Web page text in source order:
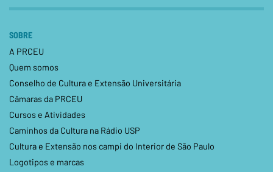
SOBRE
A PRCEU
Quem somos
Conselho de Cultura e Extensão Universitária
Câmaras da PRCEU
Cursos e Atividades
Caminhos da Cultura na Rádio USP
Cultura e Extensão nos campi do Interior de São Paulo
Logotipos e marcas